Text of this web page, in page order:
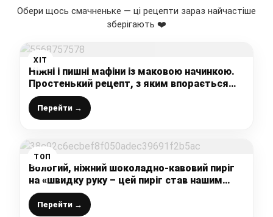
Обери щось смачненьке — ці рецепти зараз найчастіше
зберігають ❤️
ХІТ
Ніжні і пишні мафіни із маковою начинкою.
Простенький рецепт, з яким впорається
кожен
Перейти →
ТОП
Вологий, ніжний шоколадно-кавовий пиріг
на «швидку руку – цей пиріг став нашим
улюбленим
Перейти →